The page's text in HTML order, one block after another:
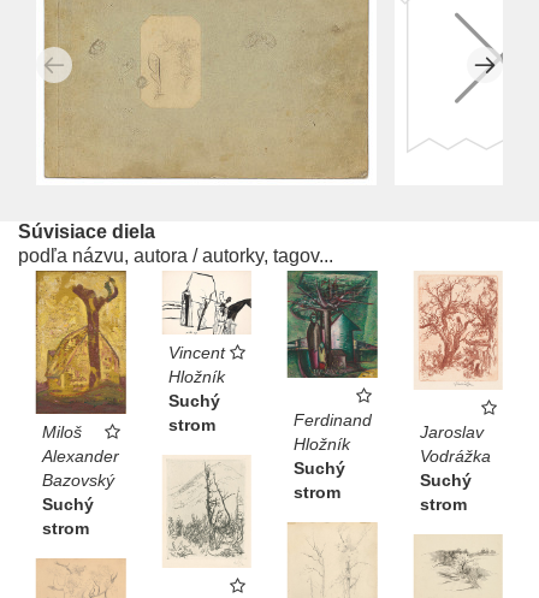
Súvisiace diela
podľa názvu, autora / autorky, tagov...
Miloš
Alexander
Bazovský
Suchý
strom
Vincent
Hložník
Suchý
strom
Ferdinand
Hložník
Suchý
strom
Jaroslav
Vodrážka
Suchý
strom